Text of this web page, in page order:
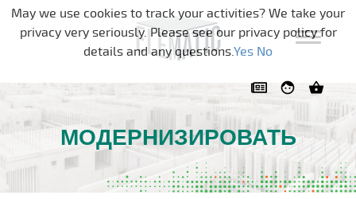
Skip navigation
МОДЕРНИЗИРОВАТЬ
May we use cookies to track your activities? We take your
privacy very seriously. Please see our privacy policy for
details and any questions.Yes No